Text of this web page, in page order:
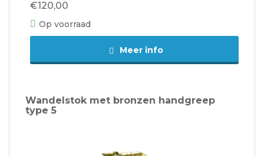
€120,00
Op voorraad
Meer info
Wandelstok met bronzen handgreep
type 5